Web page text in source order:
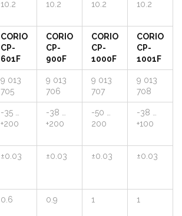
10.2
10.2
10.2
10.2
CORIO
CP-
601F
CORIO
CP-
900F
CORIO
CP-
1000F
CORIO
CP-
1001F
9 013
705
9 013
706
9 013
707
9 013
708
-35 …
+200
-38 …
+200
-50 …
200
-38 …
+100
±0.03 ±0.03 ±0.03 ±0.03
0.6 0.9 1 1